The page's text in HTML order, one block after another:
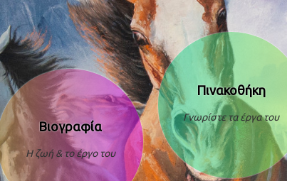
Βιογραφία
Η ζωή & το έργο του
Πινακοθήκη
Γνωρίστε τα έργα του